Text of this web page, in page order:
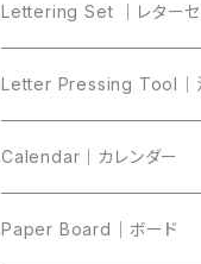
Lettering Set ｜レターセ
Letter Pressing Tool｜
Calendar｜カレンダー
Paper Board｜ボード